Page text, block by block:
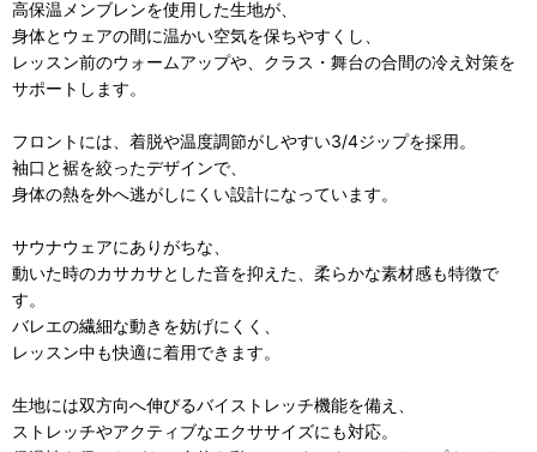
高保温メンブレンを使用した生地が、
身体とウェアの間に温かい空気を保ちやすくし、
レッスン前のウォームアップや、クラス・舞台の合間の冷え対策を
サポートします。
フロントには、着脱や温度調節がしやすい3/4ジップを採用。
袖口と裾を絞ったデザインで、
身体の熱を外へ逃がしにくい設計になっています。
サウナウェアにありがちな、
動いた時のカサカサとした音を抑えた、柔らかな素材感も特徴で
す。
バレエの繊細な動きを妨げにくく、
レッスン中も快適に着用できます。
生地には双方向へ伸びるバイストレッチ機能を備え、
ストレッチやアクティブなエクササイズにも対応。